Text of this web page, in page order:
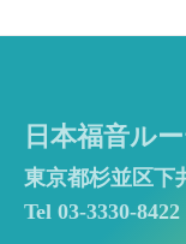
日本福音ル
東京都杉並区下
Tel 03-3330-8422